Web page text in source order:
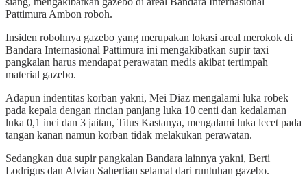
Pattimura Ambon roboh.
Insiden robohnya gazebo yang merupakan lokasi areal merokok di
Bandara Internasional Pattimura ini mengakibatkan supir taxi
pangkalan harus mendapat perawatan medis akibat tertimpah
material gazebo.
Adapun indentitas korban yakni, Mei Diaz mengalami luka robek
pada kepala dengan rincian panjang luka 10 centi dan kedalaman
luka 0,1 inci dan 3 jaitan, Titus Kastanya, mengalami luka lecet pada
tangan kanan namun korban tidak melakukan perawatan.
Sedangkan dua supir pangkalan Bandara lainnya yakni, Berti
Lodrigus dan Alvian Sahertian selamat dari runtuhan gazebo.